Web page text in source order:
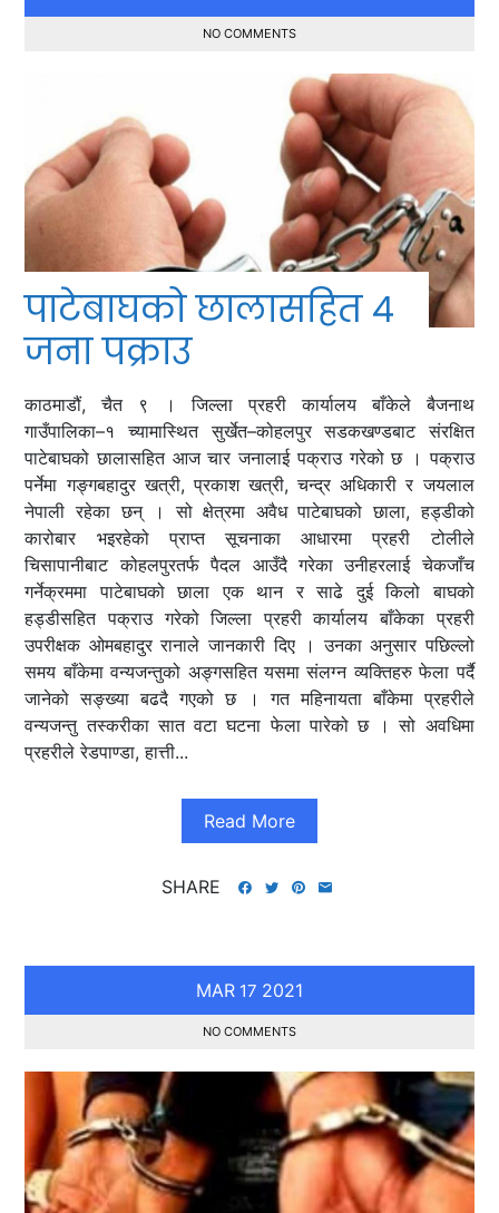
NO COMMENTS
पाटेबाघको छालासहित ४
जना पक्राउ
काठमाडौं, चैत ९ । जिल्ला प्रहरी कार्यालय बाँकेले बैजनाथ
गाउँपालिका–१ च्यामास्थित सुर्खेत–कोहलपुर सडकखण्डबाट संरक्षित
पाटेबाघको छालासहित आज चार जनालाई पक्राउ गरेको छ । पक्राउ
पर्नेमा गङ्गबहादुर खत्री, प्रकाश खत्री, चन्द्र अधिकारी र जयलाल
नेपाली रहेका छन् । सो क्षेत्रमा अवैध पाटेबाघको छाला, हड्डीको
कारोबार भइरहेको प्राप्त सूचनाका आधारमा प्रहरी टोलीले
चिसापानीबाट कोहलपुरतर्फ पैदल आउँदै गरेका उनीहरलाई चेकजाँच
गर्नेक्रममा पाटेबाघको छाला एक थान र साढे दुई किलो बाघको
हड्डीसहित पक्राउ गरेको जिल्ला प्रहरी कार्यालय बाँकेका प्रहरी
उपरीक्षक ओमबहादुर रानाले जानकारी दिए । उनका अनुसार पछिल्लो
समय बाँकेमा वन्यजन्तुको अङ्गसहित यसमा संलग्न व्यक्तिहरु फेला पर्दै
जानेको सङ्ख्या बढदै गएको छ । गत महिनायता बाँकेमा प्रहरीले
वन्यजन्तु तस्करीका सात वटा घटना फेला पारेको छ । सो अवधिमा
प्रहरीले रेडपाण्डा, हात्ती...
Read More
SHARE
MAR 17 2021
NO COMMENTS